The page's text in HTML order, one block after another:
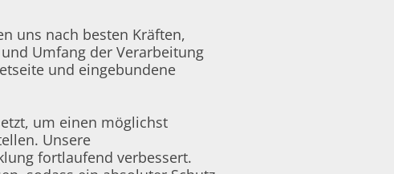
uns nach besten Kräften,
Umfang der Verarbeitung
und eingebundene
um einen möglichst
Unsere
fortlaufend verbessert.